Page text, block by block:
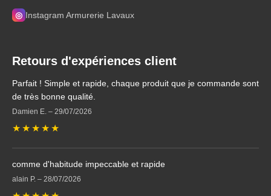
◎ Instagram Armurerie Lavaux
Retours d'expériences client
Parfait ! Simple et rapide, chaque produit que je commande sont
de très bonne qualité.
Damien E. – 29/07/2026
★ ★ ★ ★ ★
comme d'habitude impeccable et rapide
alain P. – 28/07/2026